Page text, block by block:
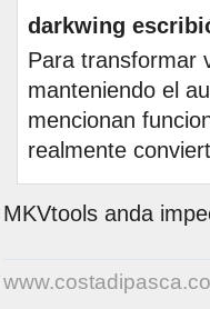
darkwing
Para transformar
manteniendo el
mencionan
realmente
MKVtools anda